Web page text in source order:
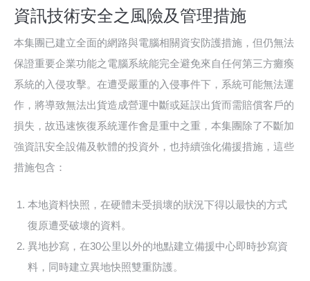
資訊技術安全之風險及管理措施
本集團已建立全面的網路與電腦相關資安防護措施，但仍無法
保證重要企業功能之電腦系統能完全避免來自任何第三方癱瘓
系統的入侵攻擊。在遭受嚴重的入侵事件下，系統可能無法運
作，將導致無法出貨造成營運中斷或延誤出貨而需賠償客戶的
損失，故迅速恢復系統運作會是重中之重，本集團除了不斷加
強資訊安全設備及軟體的投資外，也持續強化備援措施，這些
措施包含：
本地資料快照，在硬體未受損壞的狀況下得以最快的方式
復原遭受破壞的資料。
異地抄寫，在30公里以外的地點建立備援中心即時抄寫資
料，同時建立異地快照雙重防護。